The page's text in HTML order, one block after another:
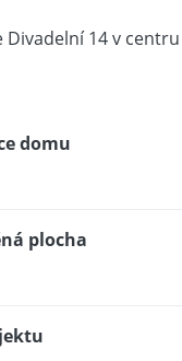
14 v centru
domu
plocha